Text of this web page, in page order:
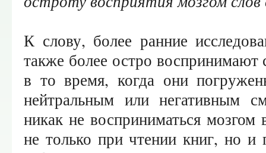
К слову, более ранние
также более остро воспринимают
в то время, когда они
нейтральным или негативным
никак не восприниматься
не только при чтении книг, но и